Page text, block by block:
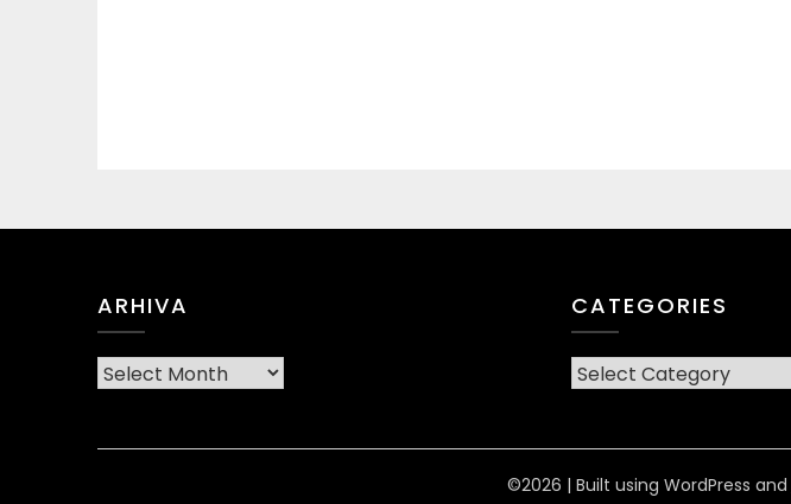
ARHIVA
Arhiva
CATEGORIES
CATEGORIES
©2026 | Built using WordPress and